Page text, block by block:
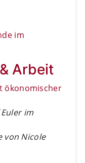
im
Arbeit
ökonomischer
im
von Nicole